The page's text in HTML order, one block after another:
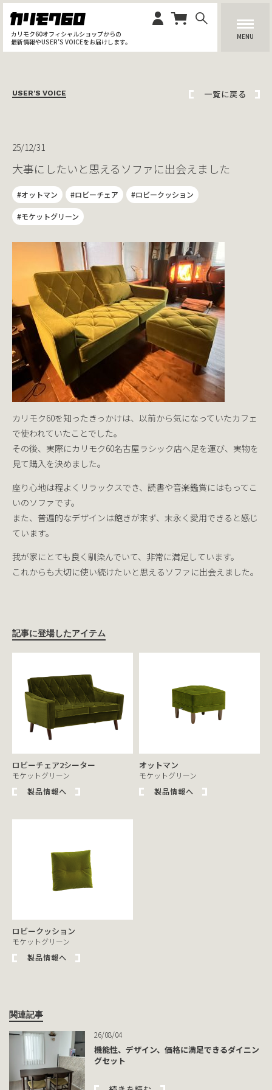
カリモク60オフィシャルショップからの
最新情報やUSER’S VOICEをお届けします。
MENU
USER'S VOICE 一覧に戻る
25/12/31
大事にしたいと思えるソファに出会えました
#オットマン #ロビーチェア #ロビークッション
#モケットグリーン
カリモク60を知ったきっかけは、以前から気になっていたカフェ
で使われていたことでした。
その後、実際にカリモク60名古屋ラシック店へ足を運び、実物を
見て購入を決めました。
座り心地は程よくリラックスでき、読書や音楽鑑賞にはもってこ
いのソファです。
また、普遍的なデザインは飽きが来ず、末永く愛用できると感じ
ています。
我が家にとても良く馴染んでいて、非常に満足しています。
これからも大切に使い続けたいと思えるソファに出会えました。
記事に登場したアイテム
ロビーチェア2シーター
モケットグリーン
製品情報へ
オットマン
モケットグリーン
製品情報へ
ロビークッション
モケットグリーン
製品情報へ
関連記事
26/08/04
機能性、デザイン、価格に満足できるダイニン
グセット